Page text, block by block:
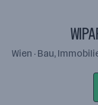
Wien · Bau,